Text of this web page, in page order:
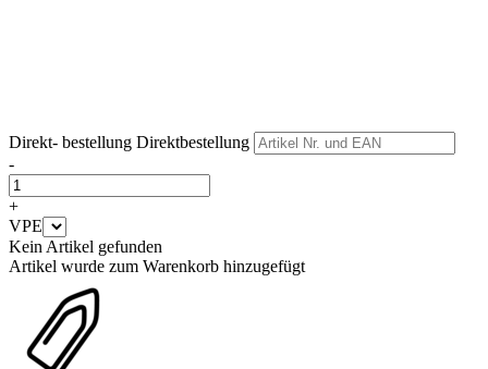
Direkt- bestellung Direktbestellung
-
+
VPE
Kein Artikel gefunden
Artikel wurde zum Warenkorb hinzugefügt